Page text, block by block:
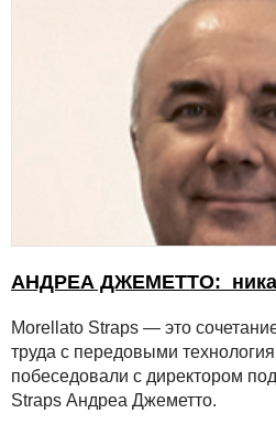
АНДРЕА ДЖЕМЕТТО:
Morellato Straps — это
труда с передовыми
побеседовали с директором
Straps Андреа Джеметто.